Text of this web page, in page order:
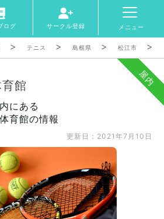
ログ サークル登録 メニュー
テニス 島根県 松江市
屋内
館
にある
育館の情報
更新日：2021年7月10日